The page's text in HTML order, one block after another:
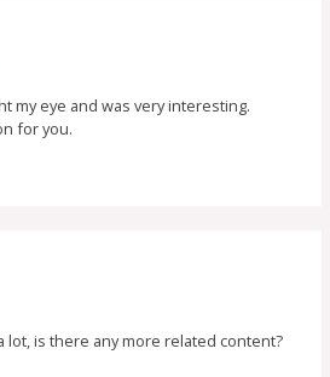
my eye and was very interesting.
for you.
lot, is there any more related content?